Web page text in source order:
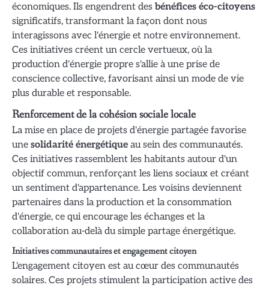
économiques. Ils engendrent des bénéfices éco-citoyens
significatifs, transformant la façon dont nous
interagissons avec l'énergie et notre environnement.
Ces initiatives créent un cercle vertueux, où la
production d'énergie propre s'allie à une prise de
conscience collective, favorisant ainsi un mode de vie
plus durable et responsable.
Renforcement de la cohésion sociale locale
La mise en place de projets d'énergie partagée favorise
une solidarité énergétique au sein des communautés.
Ces initiatives rassemblent les habitants autour d'un
objectif commun, renforçant les liens sociaux et créant
un sentiment d'appartenance. Les voisins deviennent
partenaires dans la production et la consommation
d'énergie, ce qui encourage les échanges et la
collaboration au-delà du simple partage énergétique.
Initiatives communautaires et engagement citoyen
L'engagement citoyen est au cœur des communautés
solaires. Ces projets stimulent la participation active des